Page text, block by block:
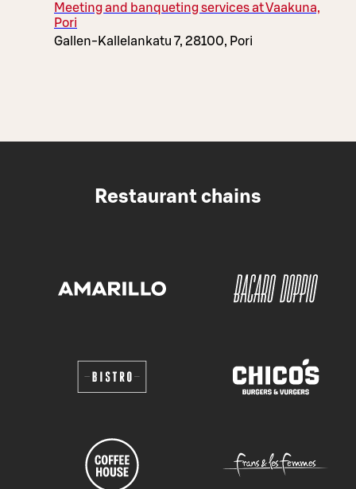
Meeting and banqueting services at Vaakuna,
Pori
Gallen-Kallelankatu 7, 28100, Pori
Restaurant chains